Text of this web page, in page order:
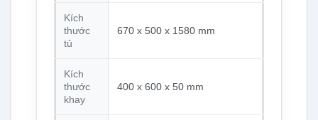
Kích
thước
tủ
670 x 500 x 1580 mm
Kích
thước
khay
400 x 600 x 50 mm